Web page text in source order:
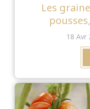
Les
18 Avr